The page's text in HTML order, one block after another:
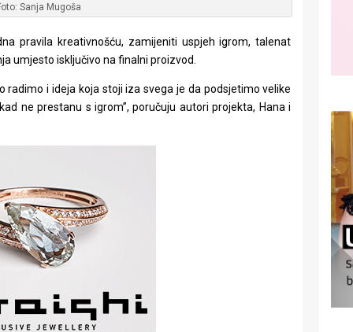
Sanja Mugoša
pravila kreativnošću, zamijeniti uspjeh igrom, talenat
umjesto isključivo na finalni proizvod.
radimo i ideja koja stoji iza svega je da podsjetimo velike
ne prestanu s igrom”, poručuju autori projekta, Hana i